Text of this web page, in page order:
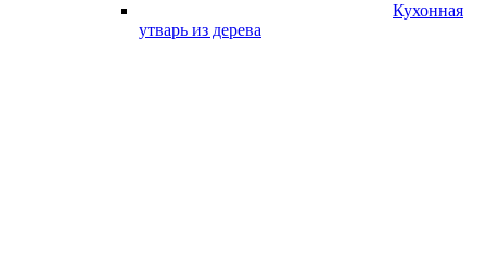
Кухонная
утварь из дерева